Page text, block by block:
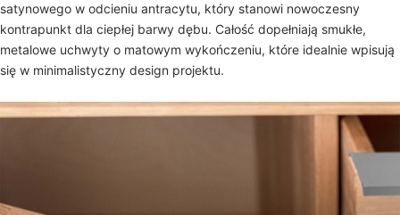
satynowego w odcieniu antracytu, który stanowi nowoczesny
kontrapunkt dla ciepłej barwy dębu. Całość dopełniają smukłe,
metalowe uchwyty o matowym wykończeniu, które idealnie wpisują
się w minimalistyczny design projektu.